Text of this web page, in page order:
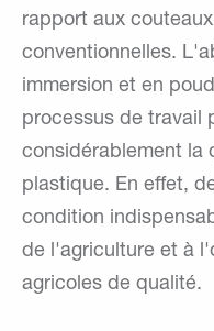
rapport aux
conventionnelles.
immersion et en
processus de travail
considérablement la
plastique. En effet,
condition
de l'agriculture et à
agricoles de qualité.